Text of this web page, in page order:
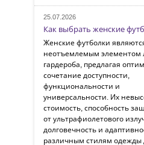
25.07.2026
Как выбрать женские
Женские футболки
неотъемлемым элементом
гардероба, предлагая
сочетание доступности,
функциональности и
универсальности. Их
стоимость, способность
от ультрафиолетового
долговечность и
различным стилям одежды